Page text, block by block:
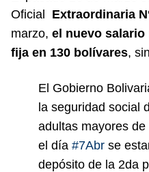
Oficial Extraordinaria
marzo, el nuevo
fija en 130 bolívares,
El Gobierno
la seguridad social
adultas mayores
el día #7Abr se
depósito de la 2da